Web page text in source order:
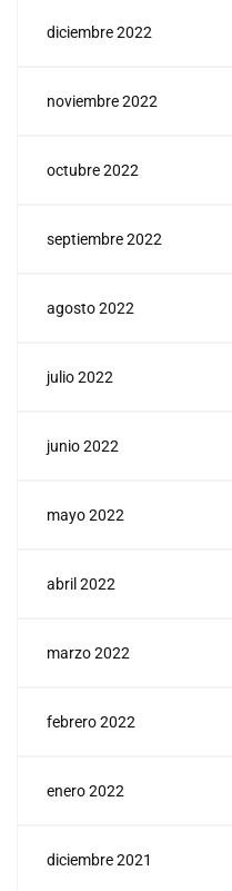
diciembre 2022
noviembre 2022
octubre 2022
septiembre 2022
agosto 2022
julio 2022
junio 2022
mayo 2022
abril 2022
marzo 2022
febrero 2022
enero 2022
diciembre 2021